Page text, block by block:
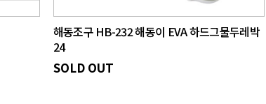
해동조구 HB-232 해동이 EVA 하드그물두레박
24
SOLD OUT